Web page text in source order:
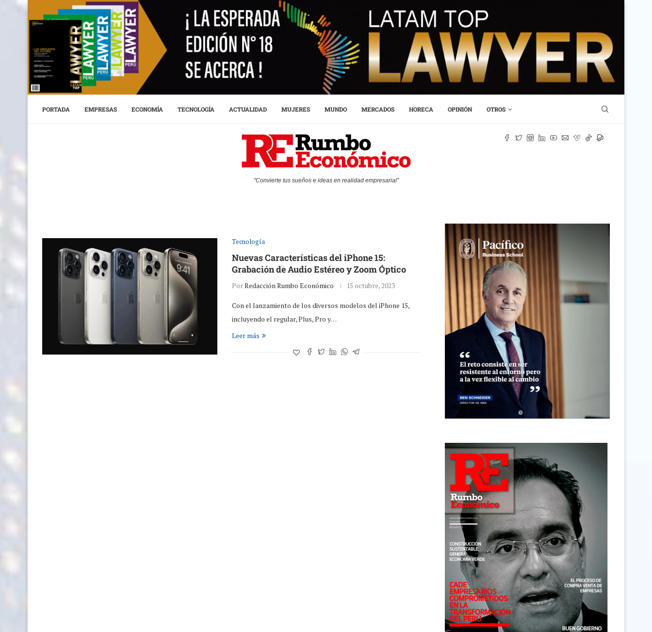
PORTADA EMPRESAS ECONOMÍA TECNOLOGÍA ACTUALIDAD MUJERES MUNDO MERCADOS HORECA OPINIÓN OTROS
"Convierte tus sueños e ideas en realidad empresarial"
Tecnología
Nuevas Características del iPhone 15:
Grabación de Audio Estéreo y Zoom Óptico
PorRedacción Rumbo Económico 15 octubre, 2023
Con el lanzamiento de los diversos modelos del iPhone 15,
incluyendo el regular, Plus, Pro y…
Leer más